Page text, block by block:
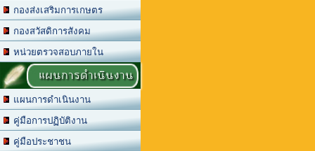
กองส่งเสริมการเกษตร
กองสวัสดิการสังคม
หน่วยตรวจสอบภายใน
แผนการดำเนินงาน
แผนการดำเนินงาน
คู่มือการปฏิบัติงาน
คู่มือประชาชน